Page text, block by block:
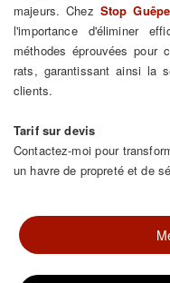
majeurs. Chez Stop
l'importance d'éliminer
méthodes éprouvées pour
rats, garantissant ainsi la
clients.
Tarif sur devis
Contactez-moi pour
un havre de propreté et de